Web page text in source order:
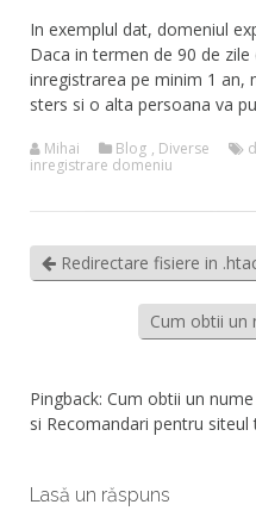
In exemplul dat, domeniul
Daca in termen de 90 de
inregistrarea pe minim 1 an,
sters si o alta persoana va
Mihai Blog , Diverse
inregistrare domeniu
Redirectare fisiere in
Cum obtii un
Pingback: Cum obtii un
si Recomandari pentru siteul
Lasă un răspuns